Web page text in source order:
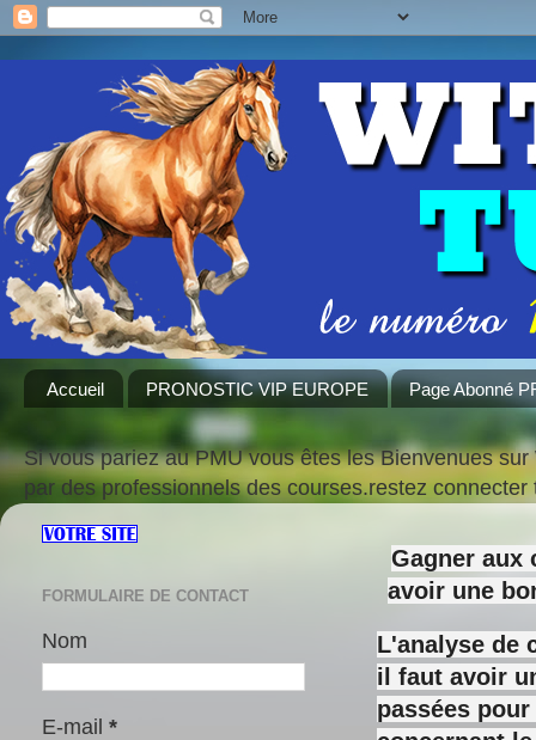
Accueil PRONOSTIC VIP EUROPE Page Abonné
Si vous pariez au PMU vous êtes les Bienvenues
par des professionnels des courses.restez
Gagner aux
avoir une
L'analyse de
il faut avoir
passées
FORMULAIRE DE CONTACT
Nom
E-mail *